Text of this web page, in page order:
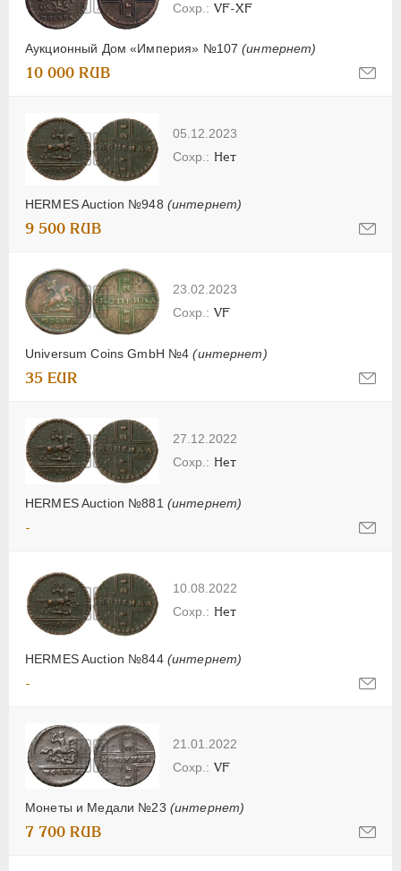
Аукционный Дом «Империя» №107(интернет)
VF-XF
10 000 RUB
05.12.2023
HERMES Auction №948 (интернет)
Нет
9 500 RUB
23.02.2023
Universum Coins GmbH №4(интернет)
VF
35 EUR
27.12.2022
HERMES Auction №881 (интернет)
Нет
-
10.08.2022
HERMES Auction №844 (интернет)
Нет
-
21.01.2022
Монеты и Медали №23 (интернет)
VF
7 700 RUB